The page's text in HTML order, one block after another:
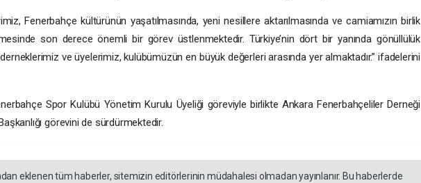
Fenerbahçe kültürünün yaşatılmasında, yeni nesillere aktarılmasında ve camiamızın birlik
son derece önemli bir görev üstlenmektedir. Türkiye’nin dört bir yanında gönüllülük
ve üyelerimiz, kulübümüzün en büyük değerleri arasında yer almaktadır.” ifadelerini
Spor Kulübü Yönetim Kurulu Üyeliği göreviyle birlikte Ankara Fenerbahçeliler Derneği
görevini de sürdürmektedir.
eklenen tüm haberler, sitemizin editörlerinin müdahalesi olmadan yayınlanır. Bu haberlerde